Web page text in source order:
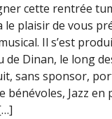
cette rentrée
le plaisir de vous
Il s’est
de Dinan, le long
sans sponsor,
bénévoles, Jazz en